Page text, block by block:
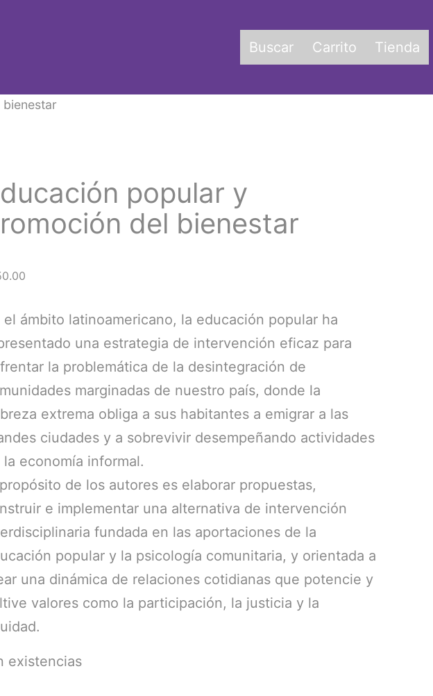
Buscar Carrito Tienda
popular y
del bienestar
el ámbito latinoamericano, la educación popular ha
una estrategia de intervención eficaz para
la problemática de la desintegración de
marginadas de nuestro país, donde la
extrema obliga a sus habitantes a emigrar a las
ciudades y a sobrevivir desempeñando actividades
la economía informal.
de los autores es elaborar propuestas,
e implementar una alternativa de intervención
fundada en las aportaciones de la
popular y la psicología comunitaria, y orientada a
una dinámica de relaciones cotidianas que potencie y
valores como la participación, la justicia y la
existencias